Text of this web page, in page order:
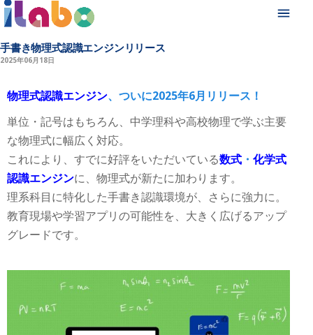
手書き物理式認識エンジンリリース
2025年06月18日
物理式認識エンジン、ついに2025年6月リリース！
単位・記号はもちろん、中学理科や高校物理で学ぶ主要
な物理式に幅広く対応。
これにより、すでに好評をいただいている数式 ・ 化学式
認識エンジンに、物理式が新たに加わります。
理系科目に特化した手書き認識環境が、さらに強力に。
教育現場や学習アプリの可能性を、大きく広げるアップ
グレードです。